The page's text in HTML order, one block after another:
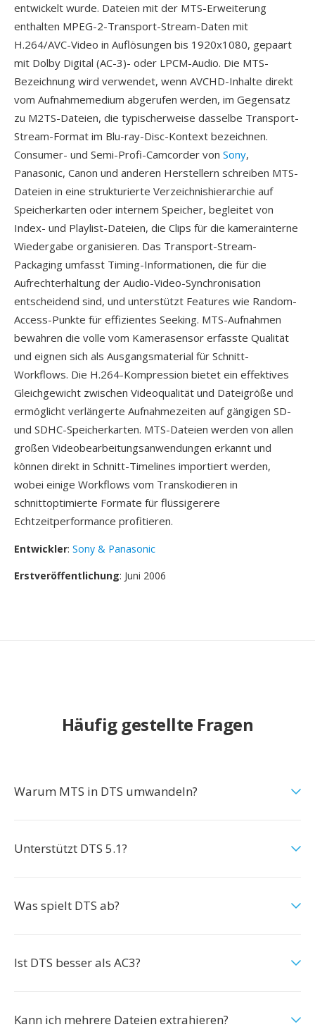
entwickelt wurde. Dateien mit der MTS-Erweiterung
enthalten MPEG-2-Transport-Stream-Daten mit
H.264/AVC-Video in Auflösungen bis 1920x1080, gepaart
mit Dolby Digital (AC-3)- oder LPCM-Audio. Die MTS-
Bezeichnung wird verwendet, wenn AVCHD-Inhalte direkt
vom Aufnahmemedium abgerufen werden, im Gegensatz
zu M2TS-Dateien, die typischerweise dasselbe Transport-
Stream-Format im Blu-ray-Disc-Kontext bezeichnen.
Consumer- und Semi-Profi-Camcorder von Sony,
Panasonic, Canon und anderen Herstellern schreiben MTS-
Dateien in eine strukturierte Verzeichnishierarchie auf
Speicherkarten oder internem Speicher, begleitet von
Index- und Playlist-Dateien, die Clips für die kamerainterne
Wiedergabe organisieren. Das Transport-Stream-
Packaging umfasst Timing-Informationen, die für die
Aufrechterhaltung der Audio-Video-Synchronisation
entscheidend sind, und unterstützt Features wie Random-
Access-Punkte für effizientes Seeking. MTS-Aufnahmen
bewahren die volle vom Kamerasensor erfasste Qualität
und eignen sich als Ausgangsmaterial für Schnitt-
Workflows. Die H.264-Kompression bietet ein effektives
Gleichgewicht zwischen Videoqualität und Dateigröße und
ermöglicht verlängerte Aufnahmezeiten auf gängigen SD-
und SDHC-Speicherkarten. MTS-Dateien werden von allen
großen Videobearbeitungsanwendungen erkannt und
können direkt in Schnitt-Timelines importiert werden,
wobei einige Workflows vom Transkodieren in
schnittoptimierte Formate für flüssigerere
Echtzeitperformance profitieren.
Entwickler: Sony & Panasonic
Erstveröffentlichung: Juni 2006
Häufig gestellte Fragen
Warum MTS in DTS umwandeln?
Unterstützt DTS 5.1?
Was spielt DTS ab?
Ist DTS besser als AC3?
Kann ich mehrere Dateien extrahieren?